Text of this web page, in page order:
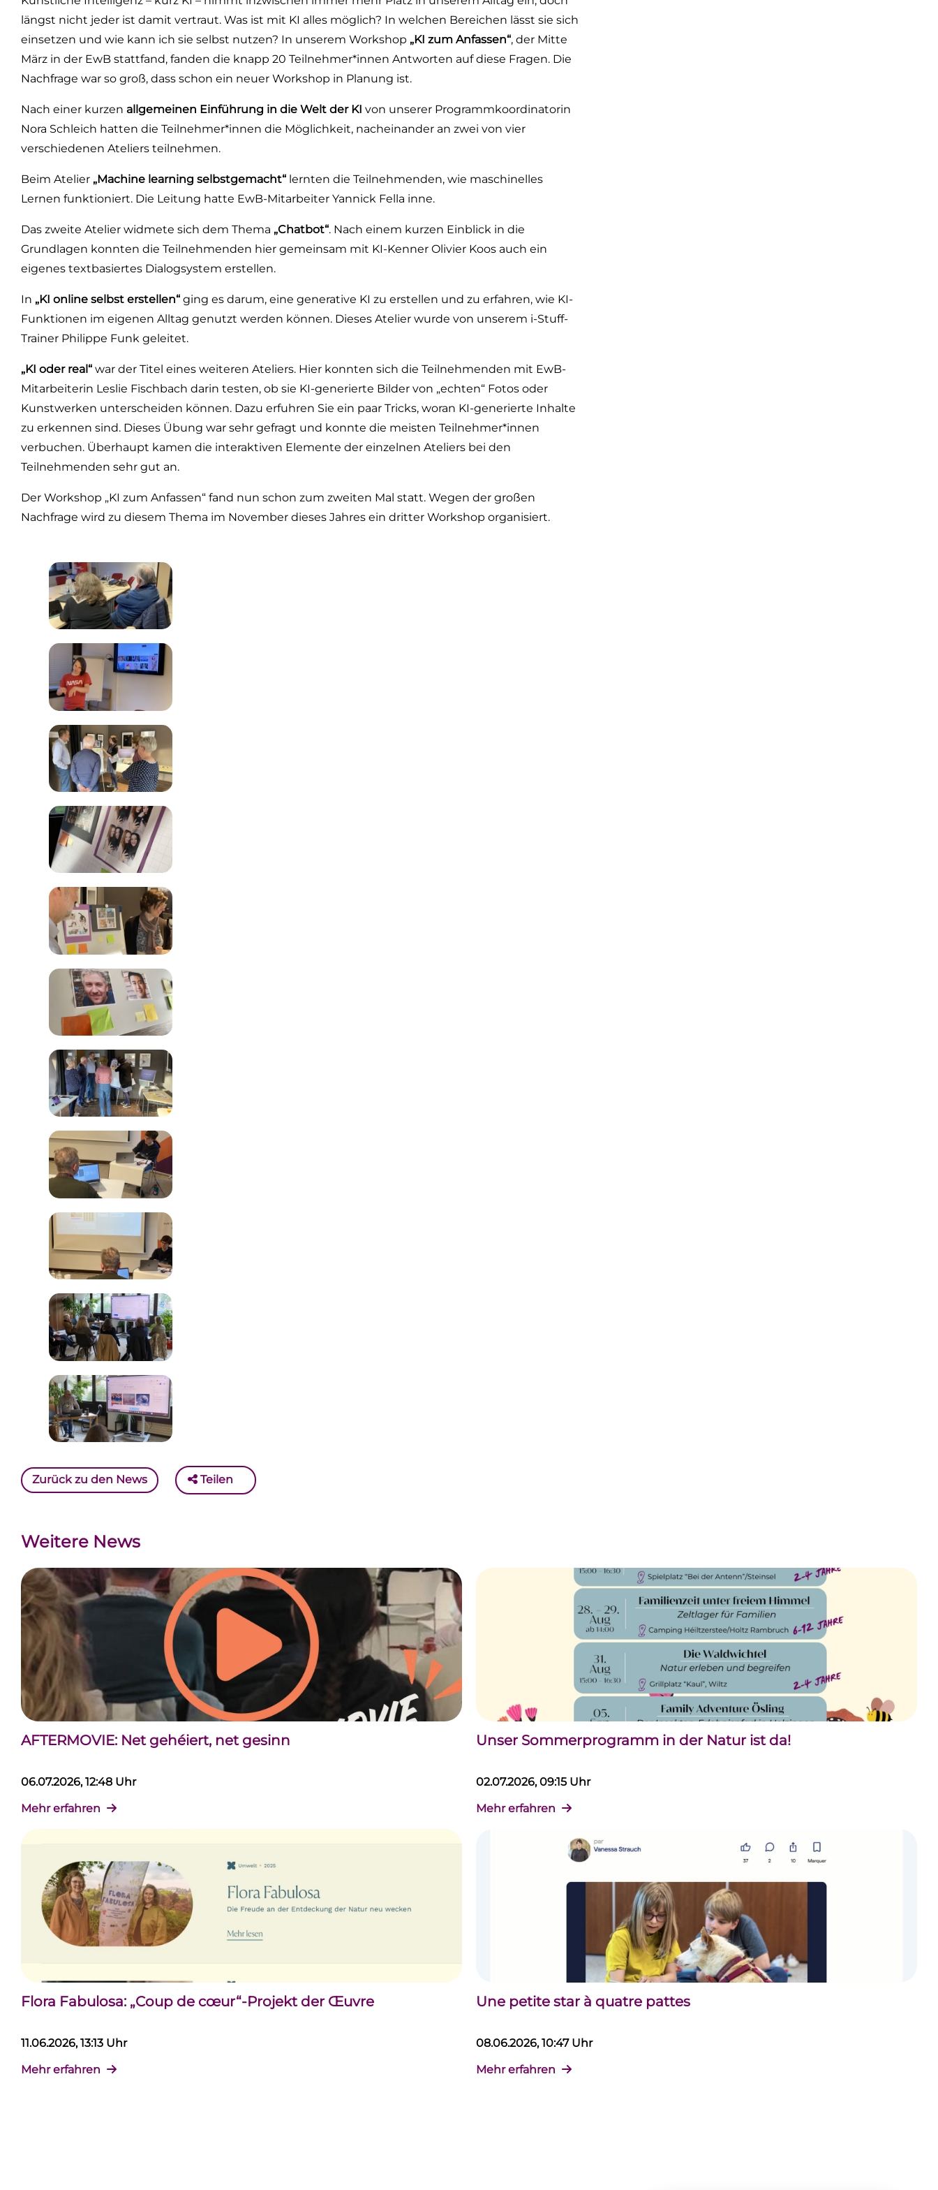
längst nicht jeder ist damit vertraut. Was ist mit KI alles möglich? In welchen Bereichen lässt sie sich
einsetzen und wie kann ich sie selbst nutzen? In unserem Workshop „KI zum Anfassen“, der Mitte
März in der EwB stattfand, fanden die knapp 20 Teilnehmer*innen Antworten auf diese Fragen. Die
Nachfrage war so groß, dass schon ein neuer Workshop in Planung ist.
Nach einer kurzen allgemeinen Einführung in die Welt der KI von unserer Programmkoordinatorin
Nora Schleich hatten die Teilnehmer*innen die Möglichkeit, nacheinander an zwei von vier
verschiedenen Ateliers teilnehmen.
Beim Atelier „Machine learning selbstgemacht“ lernten die Teilnehmenden, wie maschinelles
Lernen funktioniert. Die Leitung hatte EwB-Mitarbeiter Yannick Fella inne.
Das zweite Atelier widmete sich dem Thema „Chatbot“. Nach einem kurzen Einblick in die
Grundlagen konnten die Teilnehmenden hier gemeinsam mit KI-Kenner Olivier Koos auch ein
eigenes textbasiertes Dialogsystem erstellen.
In „KI online selbst erstellen“ ging es darum, eine generative KI zu erstellen und zu erfahren, wie KI-
Funktionen im eigenen Alltag genutzt werden können. Dieses Atelier wurde von unserem i-Stuff-
Trainer Philippe Funk geleitet.
„KI oder real“ war der Titel eines weiteren Ateliers. Hier konnten sich die Teilnehmenden mit EwB-
Mitarbeiterin Leslie Fischbach darin testen, ob sie KI-generierte Bilder von „echten“ Fotos oder
Kunstwerken unterscheiden können. Dazu erfuhren Sie ein paar Tricks, woran KI-generierte Inhalte
zu erkennen sind. Dieses Übung war sehr gefragt und konnte die meisten Teilnehmer*innen
verbuchen. Überhaupt kamen die interaktiven Elemente der einzelnen Ateliers bei den
Teilnehmenden sehr gut an.
Der Workshop „KI zum Anfassen“ fand nun schon zum zweiten Mal statt. Wegen der großen
Nachfrage wird zu diesem Thema im November dieses Jahres ein dritter Workshop organisiert.
Zurück zu den News Teilen
Weitere News
AFTERMOVIE: Net gehéiert, net gesinn
06.07.2026, 12:48 Uhr
Mehr erfahren
Unser Sommerprogramm in der Natur ist da!
02.07.2026, 09:15 Uhr
Mehr erfahren
Flora Fabulosa: „Coup de cœur“-Projekt der Œuvre
11.06.2026, 13:13 Uhr
Mehr erfahren
Une petite star à quatre pattes
08.06.2026, 10:47 Uhr
Mehr erfahren